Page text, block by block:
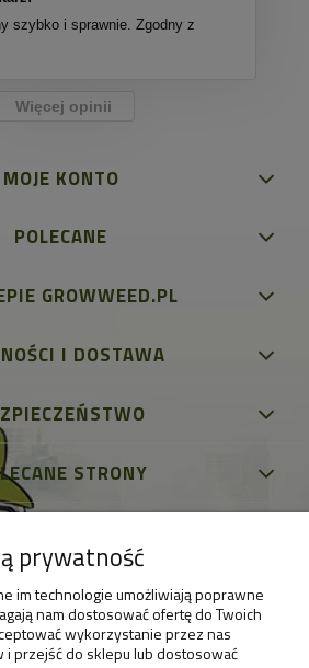
szybko i sprawnie. Zgodny z
Więcej opinii
MOJE KONTO
POLECANE
GROWWEED.PL
I DOSTAWA
STRONY
prywatność
im technologie umożliwiają poprawne
nam dostosować ofertę do Twoich
wykorzystanie przez nas
przejść do sklepu lub dostosować